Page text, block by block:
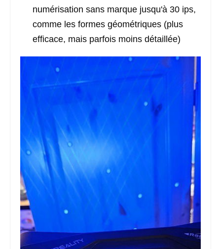
numérisation sans marque jusqu'à 30 ips,
comme les formes géométriques (plus
efficace, mais parfois moins détaillée)